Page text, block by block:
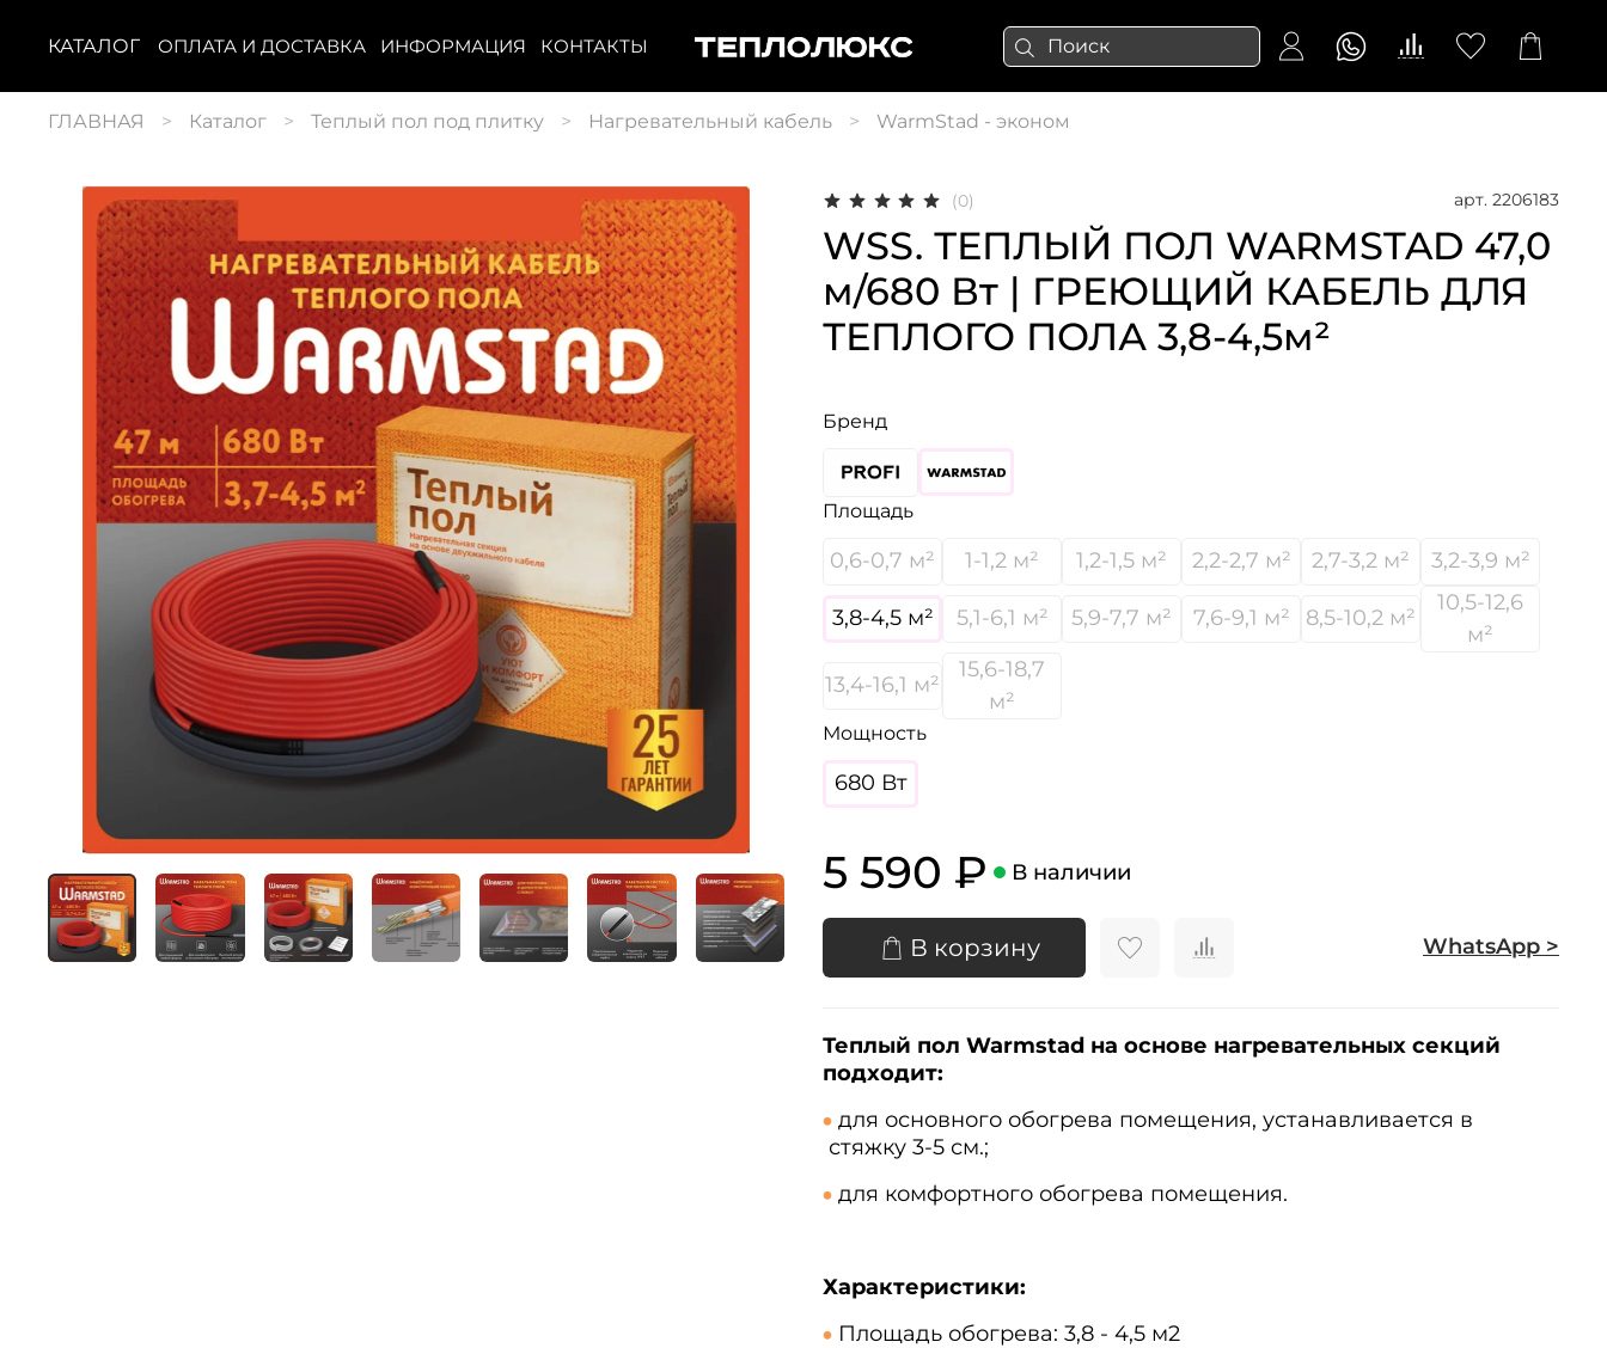
КАТАЛОГ ОПЛАТА И ДОСТАВКА ИНФОРМАЦИЯ КОНТАКТЫ
ГЛАВНАЯ Каталог Теплый пол под плитку Нагревательный кабель WarmStad - эконом
(0) арт. 2206183
WSS. ТЕПЛЫЙ ПОЛ WARMSTAD 47,0
м/680 Вт | ГРЕЮЩИЙ КАБЕЛЬ ДЛЯ
ТЕПЛОГО ПОЛА 3,8-4,5м²
Бренд
Площадь
0,6-0,7 м² 1-1,2 м² 1,2-1,5 м² 2,2-2,7 м² 2,7-3,2 м² 3,2-3,9 м²
3,8-4,5 м² 5,1-6,1 м² 5,9-7,7 м² 7,6-9,1 м² 8,5-10,2 м²
10,5-12,6
м²
13,4-16,1 м²
15,6-18,7
м²
Мощность
680 Вт
5 590 ₽ В наличии
В корзину WhatsApp >
Теплый пол Warmstad на основе нагревательных секций
подходит:
для основного обогрева помещения, устанавливается в
стяжку 3-5 см.;
для комфортного обогрева помещения.
Характеристики:
Площадь обогрева: 3,8 - 4,5 м2